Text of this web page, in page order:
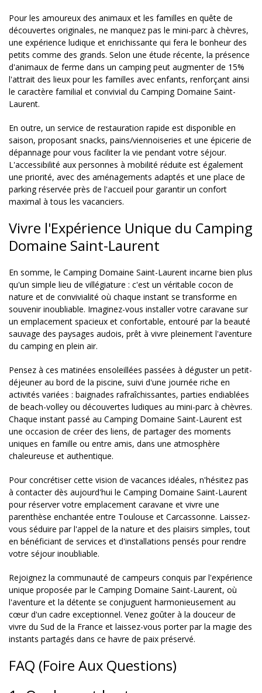
Pour les amoureux des animaux et les familles en quête de
découvertes originales, ne manquez pas le mini-parc à chèvres,
une expérience ludique et enrichissante qui fera le bonheur des
petits comme des grands. Selon une étude récente, la présence
d'animaux de ferme dans un camping peut augmenter de 15%
l'attrait des lieux pour les familles avec enfants, renforçant ainsi
le caractère familial et convivial du Camping Domaine Saint-
Laurent.
En outre, un service de restauration rapide est disponible en
saison, proposant snacks, pains/viennoiseries et une épicerie de
dépannage pour vous faciliter la vie pendant votre séjour.
L'accessibilité aux personnes à mobilité réduite est également
une priorité, avec des aménagements adaptés et une place de
parking réservée près de l'accueil pour garantir un confort
maximal à tous les vacanciers.
Vivre l'Expérience Unique du Camping
Domaine Saint-Laurent
En somme, le Camping Domaine Saint-Laurent incarne bien plus
qu'un simple lieu de villégiature : c'est un véritable cocon de
nature et de convivialité où chaque instant se transforme en
souvenir inoubliable. Imaginez-vous installer votre caravane sur
un emplacement spacieux et confortable, entouré par la beauté
sauvage des paysages audois, prêt à vivre pleinement l'aventure
du camping en plein air.
Pensez à ces matinées ensoleillées passées à déguster un petit-
déjeuner au bord de la piscine, suivi d'une journée riche en
activités variées : baignades rafraîchissantes, parties endiablées
de beach-volley ou découvertes ludiques au mini-parc à chèvres.
Chaque instant passé au Camping Domaine Saint-Laurent est
une occasion de créer des liens, de partager des moments
uniques en famille ou entre amis, dans une atmosphère
chaleureuse et authentique.
Pour concrétiser cette vision de vacances idéales, n'hésitez pas
à contacter dès aujourd'hui le Camping Domaine Saint-Laurent
pour réserver votre emplacement caravane et vivre une
parenthèse enchantée entre Toulouse et Carcassonne. Laissez-
vous séduire par l'appel de la nature et des plaisirs simples, tout
en bénéficiant de services et d'installations pensés pour rendre
votre séjour inoubliable.
Rejoignez la communauté de campeurs conquis par l'expérience
unique proposée par le Camping Domaine Saint-Laurent, où
l'aventure et la détente se conjuguent harmonieusement au
cœur d'un cadre exceptionnel. Venez goûter à la douceur de
vivre du Sud de la France et laissez-vous porter par la magie des
instants partagés dans ce havre de paix préservé.
FAQ (Foire Aux Questions)